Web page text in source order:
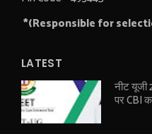
*(Responsible for
LATEST
नीट यूजी
पर CBI